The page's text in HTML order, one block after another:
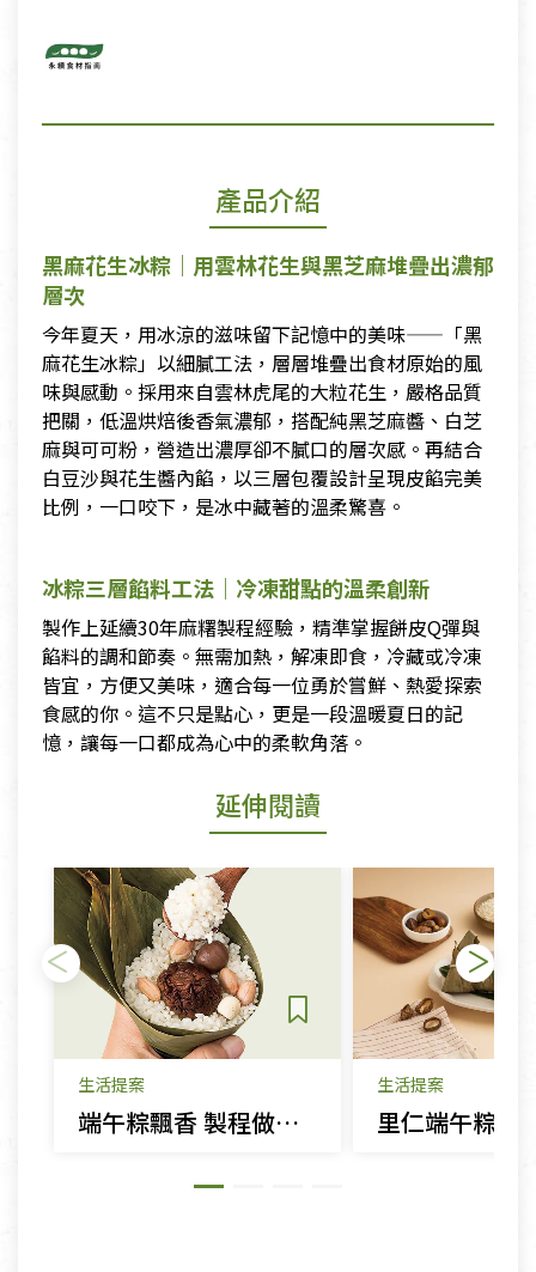
產品介紹
黑麻花生冰粽｜用雲林花生與黑芝麻堆疊出濃郁
層次
今年夏天，用冰涼的滋味留下記憶中的美味——「黑
麻花生冰粽」以細膩工法，層層堆疊出食材原始的風
味與感動。採用來自雲林虎尾的大粒花生，嚴格品質
把關，低溫烘焙後香氣濃郁，搭配純黑芝麻醬、白芝
麻與可可粉，營造出濃厚卻不膩口的層次感。再結合
白豆沙與花生醬內餡，以三層包覆設計呈現皮餡完美
比例，一口咬下，是冰中藏著的溫柔驚喜。
冰粽三層餡料工法｜冷凍甜點的溫柔創新
製作上延續30年麻糬製程經驗，精準掌握餅皮Q彈與
餡料的調和節奏。無需加熱，解凍即食，冷藏或冷凍
皆宜，方便又美味，適合每一位勇於嘗鮮、熱愛探索
食感的你。這不只是點心，更是一段溫暖夏日的記
憶，讓每一口都成為心中的柔軟角落。
延伸閱讀
生活提案
端午粽飄香 製程做法知多少
生活提案